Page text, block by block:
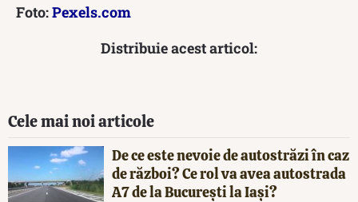
Foto:Pexels.com
Distribuie acest articol:
Cele mai noi articole
De ce este nevoie de autostrăzi în caz
de război? Ce rol va avea autostrada
A7 de la București la Iași?